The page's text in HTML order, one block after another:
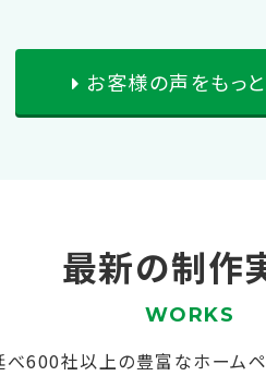
お客様の声をもっ
最新の制作
WORKS
べ600社以上の豊富なホームペ